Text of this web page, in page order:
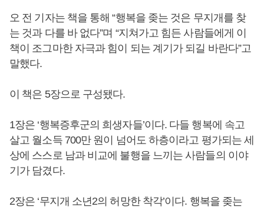
오 전 기자는 책을 통해 “행복을 좆는 것은 무지개를 찾
는 것과 다를 바 없다”며 “지쳐가고 힘든 사람들에게 이
책이 조그마한 자극과 힘이 되는 계기가 되길 바란다”고
말했다.
이 책은 5장으로 구성됐다.
1장은 ‘행복증후군의 희생자들’이다. 다들 행복에 속고
살고 월소득 700만 원이 넘어도 하층이라고 평가되는 세
상에 스스로 남과 비교에 불행을 느끼는 사람들의 이야
기가 담겼다.
2장은 ‘무지개 소년2의 허망한 착각’이다. 행복을 좆는